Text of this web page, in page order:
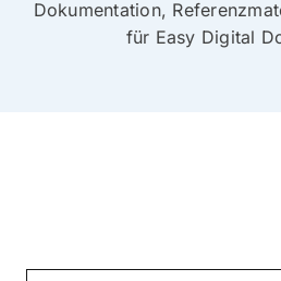
Dokumentation,
für Easy Digital